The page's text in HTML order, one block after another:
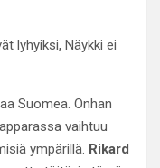
lyhyiksi, Näykki ei
Suomea. Onhan
vaihtuu
ympärillä. Rikard